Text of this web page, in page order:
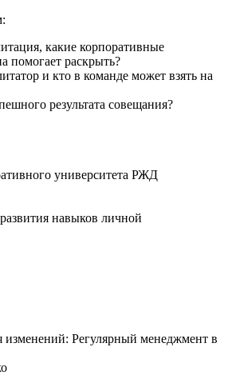
какие корпоративные
помогает раскрыть?
и кто в команде может взять на
результата совещания?
университета РЖД
навыков личной
изменений: Регулярный менеджмент в